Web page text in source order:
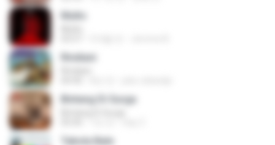
Multo
Rindiani
Bintang Di Surga
Tabola Bale